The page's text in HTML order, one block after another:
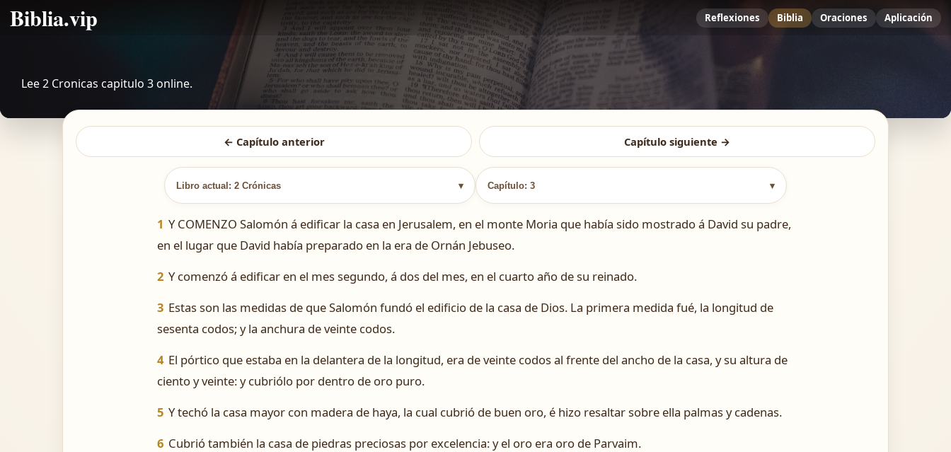
Biblia.vip Reflexiones Biblia Oraciones Aplicación
Lee 2 Cronicas capitulo 3 online.
← Capítulo anterior Capítulo siguiente →
Libro actual: 2 Crónicas ▾ Capítulo: 3 ▾
1 Y COMENZO Salomón á edificar la casa en Jerusalem, en el monte Moria que había sido mostrado á David su padre,
en el lugar que David había preparado en la era de Ornán Jebuseo.
2 Y comenzó á edificar en el mes segundo, á dos del mes, en el cuarto año de su reinado.
3 Estas son las medidas de que Salomón fundó el edificio de la casa de Dios. La primera medida fué, la longitud de
sesenta codos; y la anchura de veinte codos.
4 El pórtico que estaba en la delantera de la longitud, era de veinte codos al frente del ancho de la casa, y su altura de
ciento y veinte: y cubriólo por dentro de oro puro.
5 Y techó la casa mayor con madera de haya, la cual cubrió de buen oro, é hizo resaltar sobre ella palmas y cadenas.
6 Cubrió también la casa de piedras preciosas por excelencia: y el oro era oro de Parvaim.